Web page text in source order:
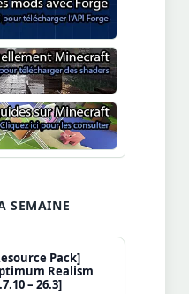
SEMAINE
Pack]
Realism
– 26.3]